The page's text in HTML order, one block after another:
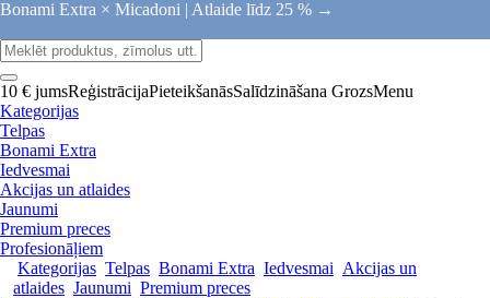
Bonami Extra × Micadoni | Atlaide līdz 25 % →
10 € jumsReģistrācijaPieteikšanāsSalīdzināšana GrozsMenu
Kategorijas
Telpas
Bonami Extra
Iedvesmai
Akcijas un atlaides
Jaunumi
Premium preces
Profesionāļiem
Kategorijas Telpas Bonami Extra Iedvesmai Akcijas un
atlaides Jaunumi Premium preces